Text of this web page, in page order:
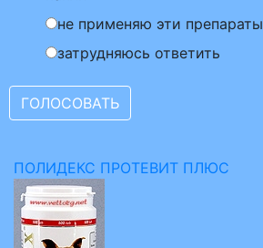
не применяю эти препараты
затрудняюсь ответить
ПОЛИДЕКС ПРОТЕВИТ ПЛЮС